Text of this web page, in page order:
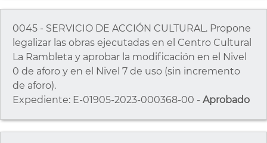
0045 - SERVICIO DE ACCIÓN CULTURAL. Propone
legalizar las obras ejecutadas en el Centro Cultural
La Rambleta y aprobar la modificación en el Nivel
0 de aforo y en el Nivel 7 de uso (sin incremento
de aforo).
Expediente: E-01905-2023-000368-00 - Aprobado